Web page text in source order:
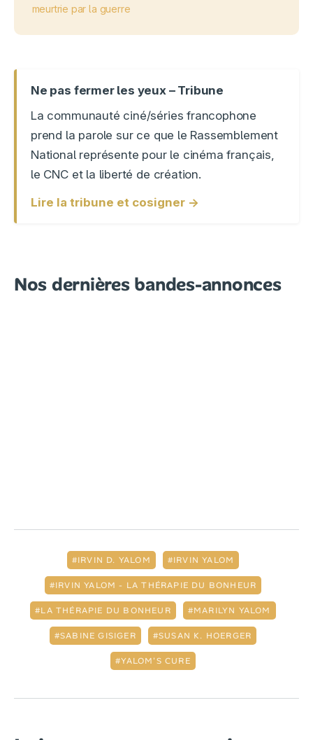
meurtrie par la guerre
Ne pas fermer les yeux – Tribune
La communauté ciné/séries francophone
prend la parole sur ce que le Rassemblement
National représente pour le cinéma français,
le CNC et la liberté de création.
Lire la tribune et cosigner →
Nos dernières bandes-annonces
IRVIN D. YALOM IRVIN YALOM
IRVIN YALOM - LA THÉRAPIE DU BONHEUR
LA THÉRAPIE DU BONHEUR MARILYN YALOM
SABINE GISIGER SUSAN K. HOERGER
YALOM'S CURE